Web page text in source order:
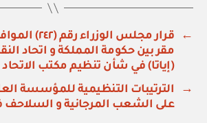
←
قرار مجلس
مقر بين حكومة المملكة و اتحاد
(إياتا) في شأن تنظيم مكتب الاتحاد
→
الترتيبات التنظيمية للمؤسسة
على الشعب المرجانية و السلاحف